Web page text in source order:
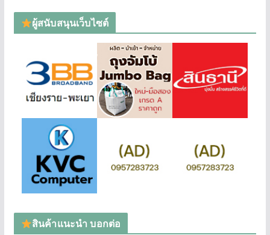
ผู้สนับสนุนเว็บไซต์
สินค้าแนะนำ บอกต่อ